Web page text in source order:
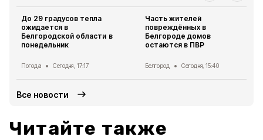
До 29 градусов тепла
ожидается в
Белгородской области в
понедельник
Погода Сегодня, 17:17
Часть жителей
повреждённых в
Белгороде домов
остаются в ПВР
Белгород Сегодня, 15:40
Все новости
Читайте также